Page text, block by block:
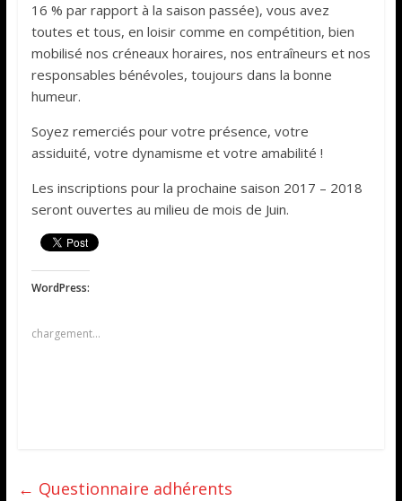
16 % par rapport à la saison passée), vous avez
toutes et tous, en loisir comme en compétition, bien
mobilisé nos créneaux horaires, nos entraîneurs et nos
responsables bénévoles, toujours dans la bonne
humeur.
Soyez remerciés pour votre présence, votre
assiduité, votre dynamisme et votre amabilité !
Les inscriptions pour la prochaine saison 2017 – 2018
seront ouvertes au milieu de mois de Juin.
WordPress:
chargement…
← Questionnaire adhérents